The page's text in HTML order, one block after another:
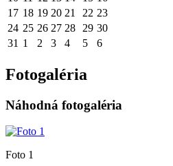
17 18 19 20 21 22 23
24 25 26 27 28 29 30
31 1 2 3 4 5 6
Fotogaléria
Náhodná fotogaléria
Foto 1